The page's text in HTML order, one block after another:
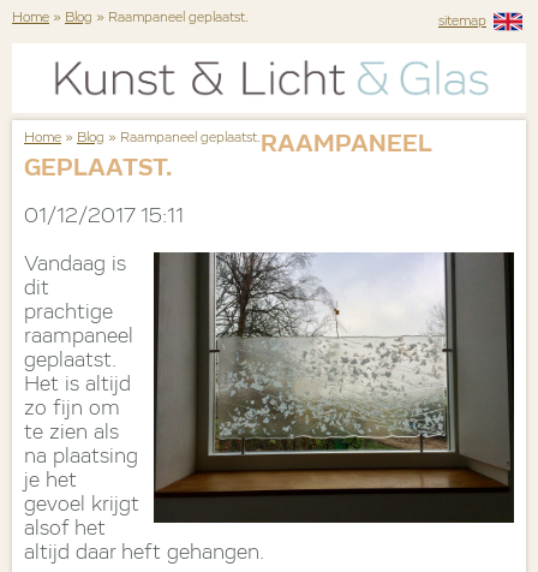
Home » Blog » Raampaneel geplaatst. sitemap
Home » Blog » Raampaneel geplaatst. RAAMPANEEL
GEPLAATST.
01/12/2017 15:11
Vandaag is
dit
prachtige
raampaneel
geplaatst.
Het is altijd
zo fijn om
te zien als
na plaatsing
je het
gevoel krijgt
alsof het
altijd daar heft gehangen.